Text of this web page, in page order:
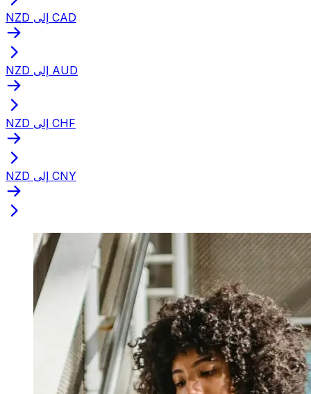
NZD إلى CAD
NZD إلى AUD
NZD إلى CHF
NZD إلى CNY